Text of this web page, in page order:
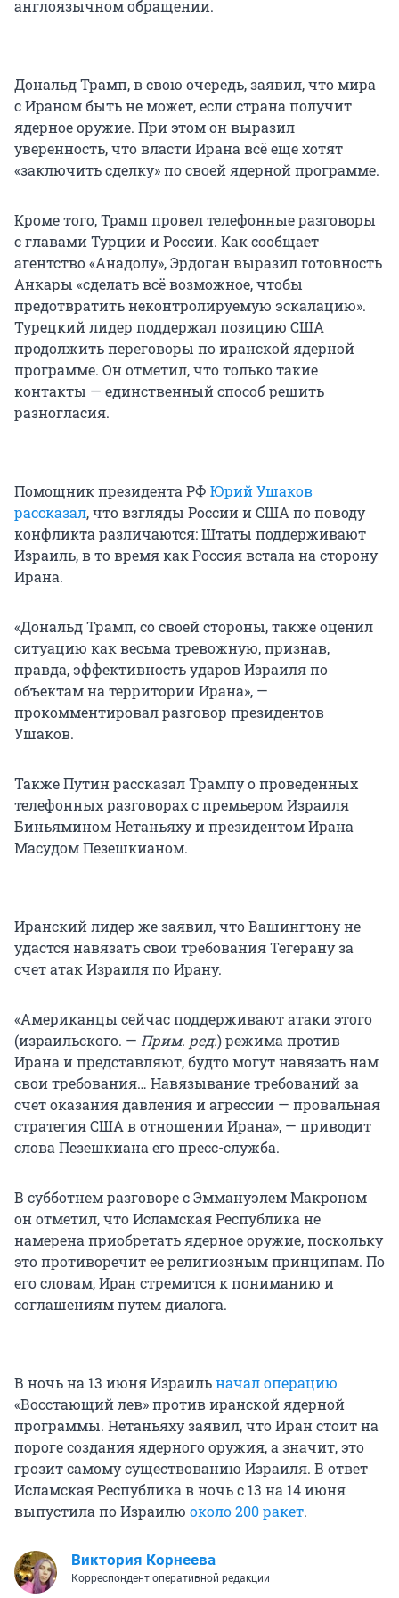
англоязычном обращении.
Дональд Трамп, в свою очередь, заявил, что мира
с Ираном быть не может, если страна получит
ядерное оружие. При этом он выразил
уверенность, что власти Ирана всё еще хотят
«заключить сделку» по своей ядерной программе.
Кроме того, Трамп провел телефонные разговоры
с главами Турции и России. Как сообщает
агентство «Анадолу», Эрдоган выразил готовность
Анкары «сделать ‌‌‌‌​​‌​‌‌​‍‌‌‌‌​​‌‌​​‌‍‌‌‌‌​​‌‌‌‌​‍‌‌‌‌​​​​‌‌‌‍‌‌‌‌‌​​​‌​‌‍‌‌‌‌‌​​​‌​‌‍‌‌‌‌​​‌​‌‌​‍‌‌‌‌​​‌‌​​‌‍‌‌‌‌​​‌‌‌‌​‍‌‌‌‌​​​​‌‌‌‍‌‌‌‌‌​‌​​‌​‍‌‌‌‌​​​‌‌​​‍‌‌‌‌​​​‌​​‌‍‌‌‌‌‌​‌​​​‌‍‌‌‌‌​​‌​​‌‌‍‌‌‌‌​​‌​​​​‍‌‌‌‌​​​‌‌‌‌‍‌‌‌‌​​​‌​‌​‍‌‌‌‌​​‌​‌​​‍‌‌‌‌​​‌​‌‌‌‍‌‌‌‌​​‌​​​​‍‌‌‌‌​​​‌​​‌всё возможное, чтобы
предотвратить неконтролируемую эскалацию».
Турецкий лидер поддержал позицию США
продолжить переговоры по иранской ядерной
программе. Он отметил, что только такие
контакты — единственный способ решить
разногласия.
Помощник президента РФ Юрий Ушаков
рассказал, что взгляды России и США по поводу
конфликта различаются: Штаты поддерживают
Израиль, в то время как Россия встала на сторону
Ирана.
«Дональд Трамп, со своей стороны, также оценил
ситуацию как весьма тревожную, признав,
правда, эффективность ударов Израиля по
объектам на территории Ирана», —
прокомментировал разговор президентов
Ушаков.
Также Путин рассказал Трампу о проведенных
телефонных разговорах с премьером Израиля
Биньямином Нетаньяху и президентом Ирана
Масудом Пезешкианом.
Иранский лидер же заявил, что Вашингтону не
удастся навязать свои требования Тегерану за
счет атак Израиля по Ирану.
«Американцы сейчас поддерживают атаки этого
(израильского. — Прим. ред.) режима против
Ирана и представляют, будто могут навязать нам
свои требования… Навязывание требований за
счет оказания давления и агрессии — провальная
стратегия США в отношении Ирана», — приводит
слова Пезешкиана его пресс-служба.
В субботнем разговоре с Эммануэлем Макроном
он отметил, что Исламская Республика не
намерена приобретать ядерное оружие, поскольку
это противоречит ее религиозным принципам. По
его словам, Иран стремится к пониманию и
соглашениям путем диалога.
В ночь на 13 июня Израильначал операцию
«Восстающий лев» против иранской ядерной
программы. Нетаньяху заявил, что Иран стоит на
пороге создания ядерного оружия, а значит, это
грозит самому существованию Израиля. В ответ
Исламская Республика в ночь с 13 на 14 июня
выпустила по Израилю около 200 ракет.
Виктория Корнеева
Корреспондент оперативной редакции